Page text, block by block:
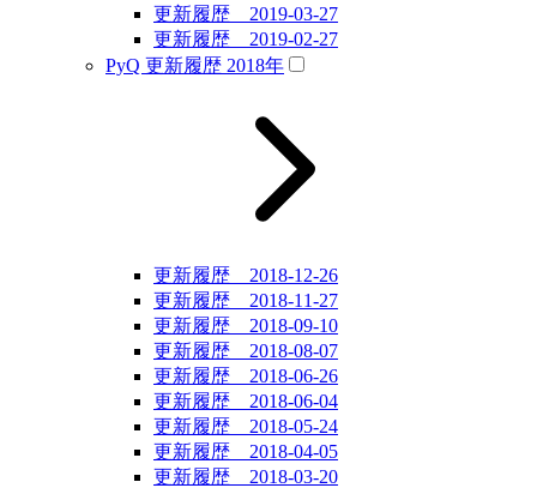
更新履歴 2019-03-27
更新履歴 2019-02-27
PyQ 更新履歴 2018年
更新履歴 2018-12-26
更新履歴 2018-11-27
更新履歴 2018-09-10
更新履歴 2018-08-07
更新履歴 2018-06-26
更新履歴 2018-06-04
更新履歴 2018-05-24
更新履歴 2018-04-05
更新履歴 2018-03-20